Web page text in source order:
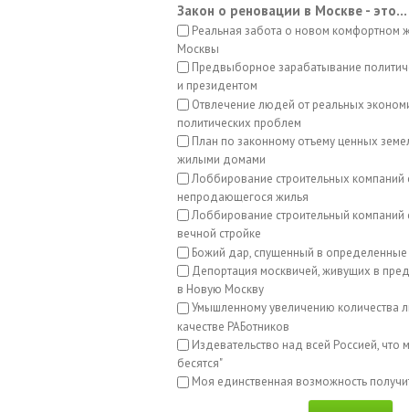
Закон о реновации в Москве - это...
Реальная забота о новом комфортном
Москвы
Предвыборное зарабатывание
и президентом
Отвлечение людей от реальных
политических проблем
План по законному отъему ценных
жилыми домами
Лоббирование строительных компаний
непродающегося жилья
Лоббирование строительный компаний
вечной стройке
Божий дар, спущенный в
Депортация москвичей, живущих в
в Новую Москву
Умышленному увеличению количества
качестве РАБотников
Издевательство над всей Россией, что
бесятся"
Моя единственная возможность